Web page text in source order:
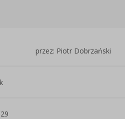
przez: Piotr Dobrzański